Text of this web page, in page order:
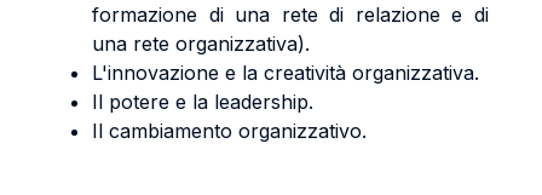
formazione di una rete di relazione e di
una rete organizzativa).
L'innovazione e la creatività organizzativa.
Il potere e la leadership.
Il cambiamento organizzativo.